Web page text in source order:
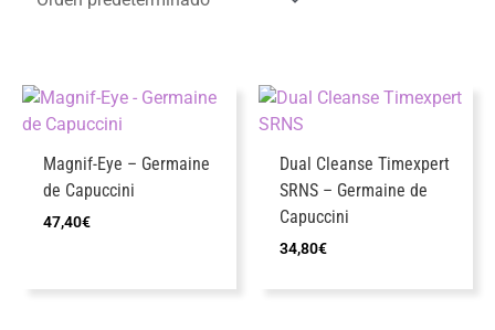
Magnif-Eye – Germaine
de Capuccini
47,40€
Dual Cleanse Timexpert
SRNS – Germaine de
Capuccini
34,80€